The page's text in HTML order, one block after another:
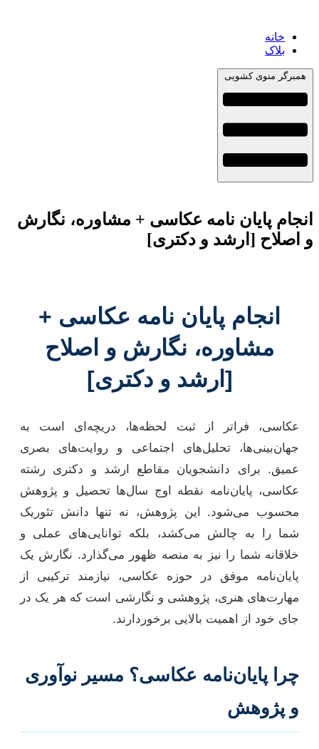
خانه
بلاک
همبرگر منوی کشویی
انجام پایان نامه عکاسی + مشاوره، نگارش
و اصلاح [ارشد و دکتری]
انجام پایان نامه عکاسی +
مشاوره، نگارش و اصلاح
[ارشد و دکتری]
عکاسی، فراتر از ثبت لحظه‌ها، دریچه‌ای است به
جهان‌بینی‌ها، تحلیل‌های اجتماعی و روایت‌های بصری
عمیق. برای دانشجویان مقاطع ارشد و دکتری رشته
عکاسی، پایان‌نامه نقطه اوج سال‌ها تحصیل و پژوهش
محسوب می‌شود. این پژوهش، نه تنها دانش تئوریک
شما را به چالش می‌کشد، بلکه توانایی‌های عملی و
خلاقانه شما را نیز به منصه ظهور می‌گذارد. نگارش یک
پایان‌نامه موفق در حوزه عکاسی، نیازمند ترکیبی از
مهارت‌های هنری، پژوهشی و نگارشی است که هر یک در
جای خود از اهمیت بالایی برخوردارند.
چرا پایان‌نامه عکاسی؟ مسیر نوآوری
و پژوهش